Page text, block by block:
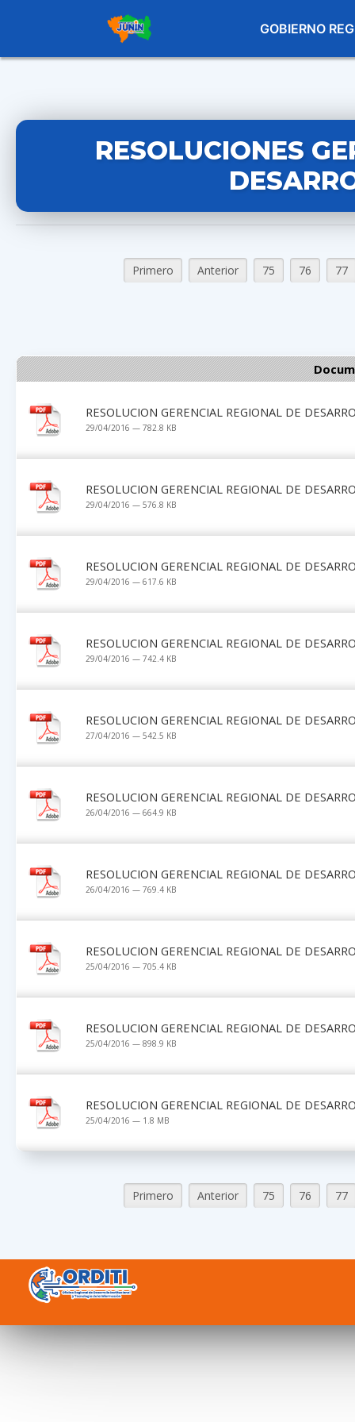
GOBIERNO
RESOLUCIONES
Primero Anterior 75 76 77
RESOLUCION GERENCIAL REGIONAL DE
29/04/2016 — 782.8 KB
RESOLUCION GERENCIAL REGIONAL DE
29/04/2016 — 576.8 KB
RESOLUCION GERENCIAL REGIONAL DE
29/04/2016 — 617.6 KB
RESOLUCION GERENCIAL REGIONAL DE
29/04/2016 — 742.4 KB
RESOLUCION GERENCIAL REGIONAL DE
27/04/2016 — 542.5 KB
RESOLUCION GERENCIAL REGIONAL DE
26/04/2016 — 664.9 KB
RESOLUCION GERENCIAL REGIONAL DE
26/04/2016 — 769.4 KB
RESOLUCION GERENCIAL REGIONAL DE
25/04/2016 — 705.4 KB
RESOLUCION GERENCIAL REGIONAL DE
25/04/2016 — 898.9 KB
RESOLUCION GERENCIAL REGIONAL DE
25/04/2016 — 1.8 MB
Primero Anterior 75 76 77